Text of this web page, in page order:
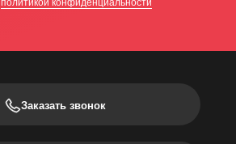
политикой конфиденциальности
Заказать звонок